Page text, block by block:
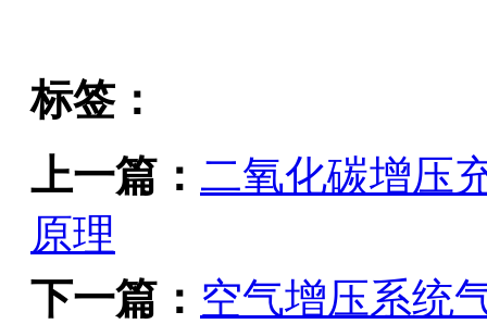
标签：
上一篇： 二氧化碳增压
原理
下一篇： 空气增压系统